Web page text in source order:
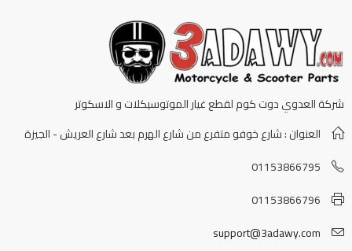
شركة العدوي دوت كوم لقطع غيار الموتوسيكلات و الاسكوتر
العنوان : شارع خوفو متفرع من شارع الهرم بعد شارع العريش - الجيزة
01153866795
01153866796
support@3adawy.com